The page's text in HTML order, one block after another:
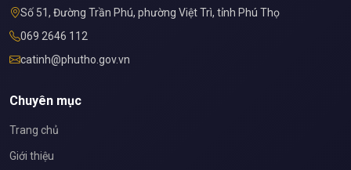
Số 51, Đường Trần Phú, phường Việt Trì, tỉnh Phú Thọ
069 2646 112
catinh@phutho.gov.vn
Chuyên mục
Trang chủ
Giới thiệu